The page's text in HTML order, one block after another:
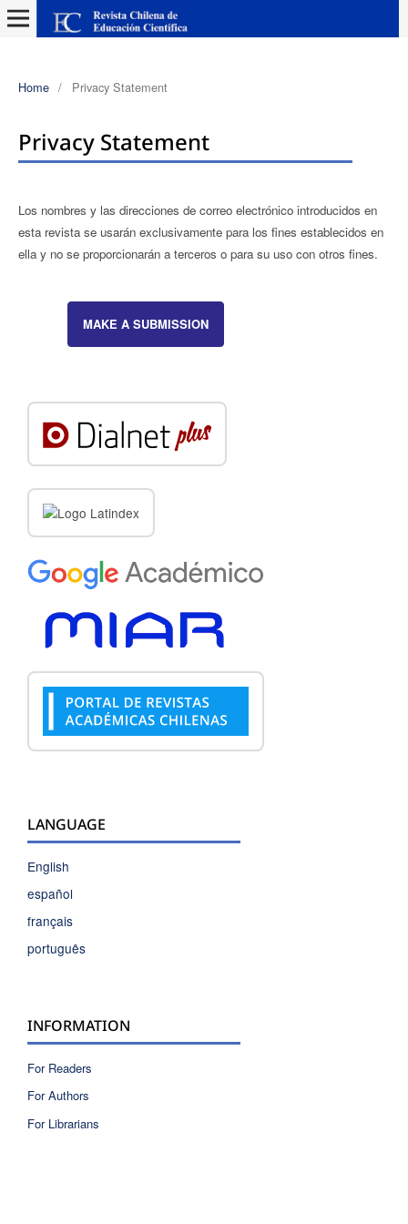
Home / Privacy Statement
Privacy Statement
Los nombres y las direcciones de correo electrónico introducidos en
esta revista se usarán exclusivamente para los fines establecidos en
ella y no se proporcionarán a terceros o para su uso con otros fines.
MAKE A SUBMISSION
LANGUAGE
English
español
français
português
INFORMATION
For Readers
For Authors
For Librarians